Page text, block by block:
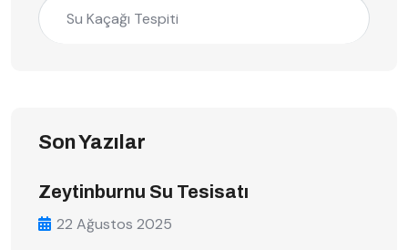
Su Kaçağı Tespiti
Son Yazılar
Zeytinburnu Su Tesisatı
22 Ağustos 2025